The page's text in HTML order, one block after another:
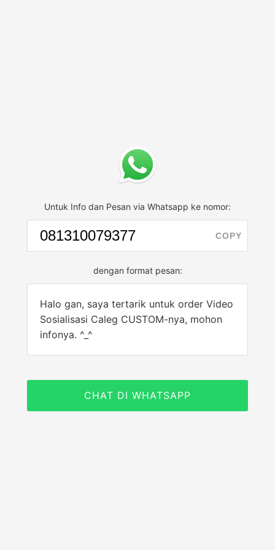
Untuk Info dan Pesan via Whatsapp ke nomor:
COPY
dengan format pesan:
Halo gan, saya tertarik untuk order Video
Sosialisasi Caleg CUSTOM-nya, mohon
infonya. ^_^
CHAT DI WHATSAPP